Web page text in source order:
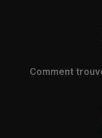
Comment